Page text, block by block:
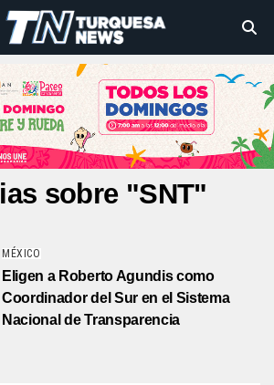
sobre "SNT"
MÉXICO
Eligen a Roberto Agundis como
Coordinador del Sur en el Sistema
Nacional de Transparencia